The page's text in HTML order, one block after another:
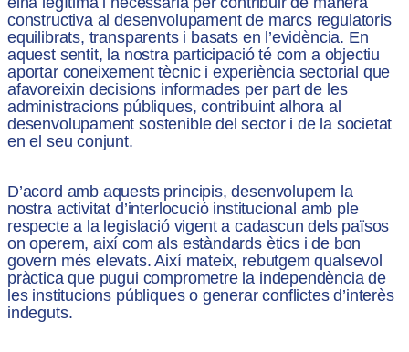
constructiva al desenvolupament de marcs regulatoris
equilibrats, transparents i basats en l’evidència. En
aquest sentit, la nostra participació té com a objectiu
aportar coneixement tècnic i experiència sectorial que
afavoreixin decisions informades per part de les
administracions públiques, contribuint alhora al
desenvolupament sostenible del sector i de la societat
en el seu conjunt.
D’acord amb aquests principis, desenvolupem la
nostra activitat d’interlocució institucional amb ple
respecte a la legislació vigent a cadascun dels països
on operem, així com als estàndards ètics i de bon
govern més elevats. Així mateix, rebutgem qualsevol
pràctica que pugui comprometre la independència de
les institucions públiques o generar conflictes d’interès
indeguts.